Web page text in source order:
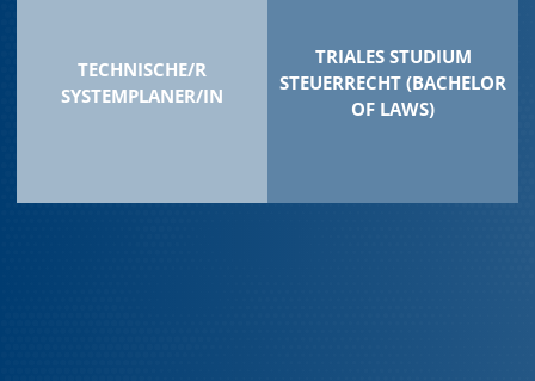
TECHNISCHE/R
SYSTEMPLANER/IN
TRIALES STUDIUM
STEUERRECHT (BACHELOR
OF LAWS)